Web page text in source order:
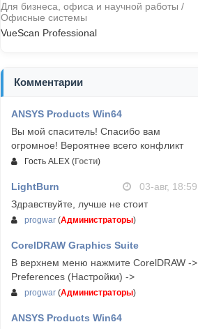
Для бизнеса, офиса и научной работы /
Офисные системы
VueScan Professional
Комментарии
ANSYS Products Win64
Вы мой спаситель! Спасибо вам
огромное! Вероятнее всего конфликт
Гость ALEX (Гости)
LightBurn
03-авг, 18:59
Здравствуйте, лучше не стоит
progwar (Администраторы)
CorelDRAW Graphics Suite
03-авг, 18:58
В верхнем меню нажмите CorelDRAW ->
Preferences (Настройки) ->
progwar (Администраторы)
ANSYS Products Win64